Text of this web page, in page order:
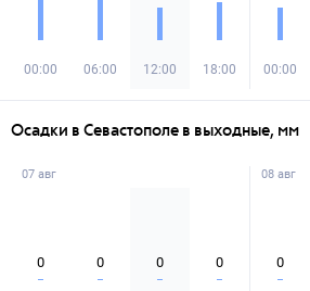
00:00 06:00 12:00 18:00 00:00
Осадки в Севастополе в выходные, мм
07 авг
0 0 0 0
08 авг
0